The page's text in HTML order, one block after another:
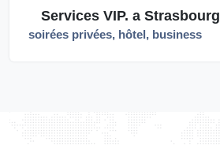
Services VIP. a Strasbourg
soirées privées, hôtel, business